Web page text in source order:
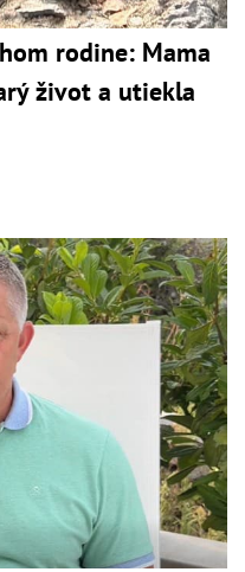
rodine: Mama
život a utiekla